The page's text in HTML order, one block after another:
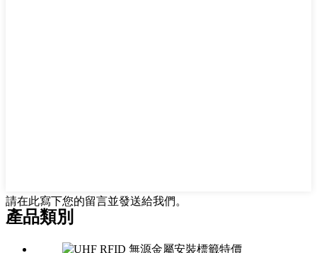
請在此寫下您的留言並發送給我們。
產品類別